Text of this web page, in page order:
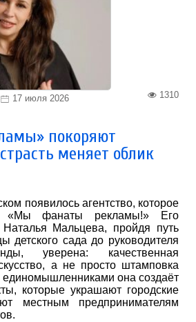
17 июля 2026 1310
покоряют
меняет облик
появилось агентство, которое
«Мы фанаты рекламы!» Его
Мальцева, пройдя путь
детского сада до руководителя
уверена: качественная
а не просто штамповка
единомышленниками она создаёт
которые украшают городские
местным предпринимателям